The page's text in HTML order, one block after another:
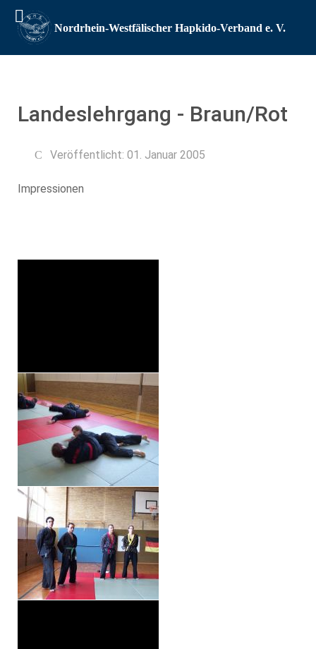
Landeslehrgang - Braun/Rot
Veröffentlicht: 01. Januar 2005
Impressionen